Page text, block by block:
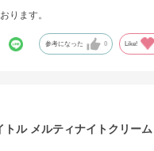
ります。
参考になった 0 Like!
トル メルティナイトクリーム